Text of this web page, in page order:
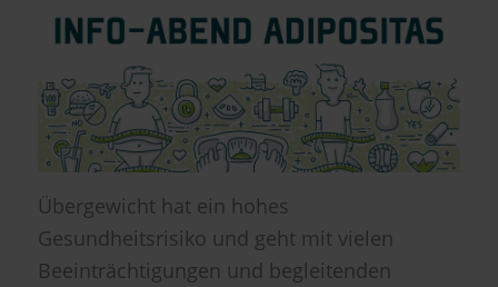
Übergewicht hat ein hohes
Gesundheitsrisiko und geht mit vielen
Beeinträchtigungen und begleitenden